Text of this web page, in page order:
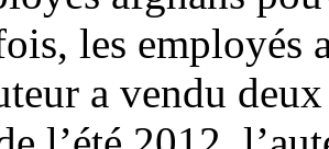
les employés
a vendu